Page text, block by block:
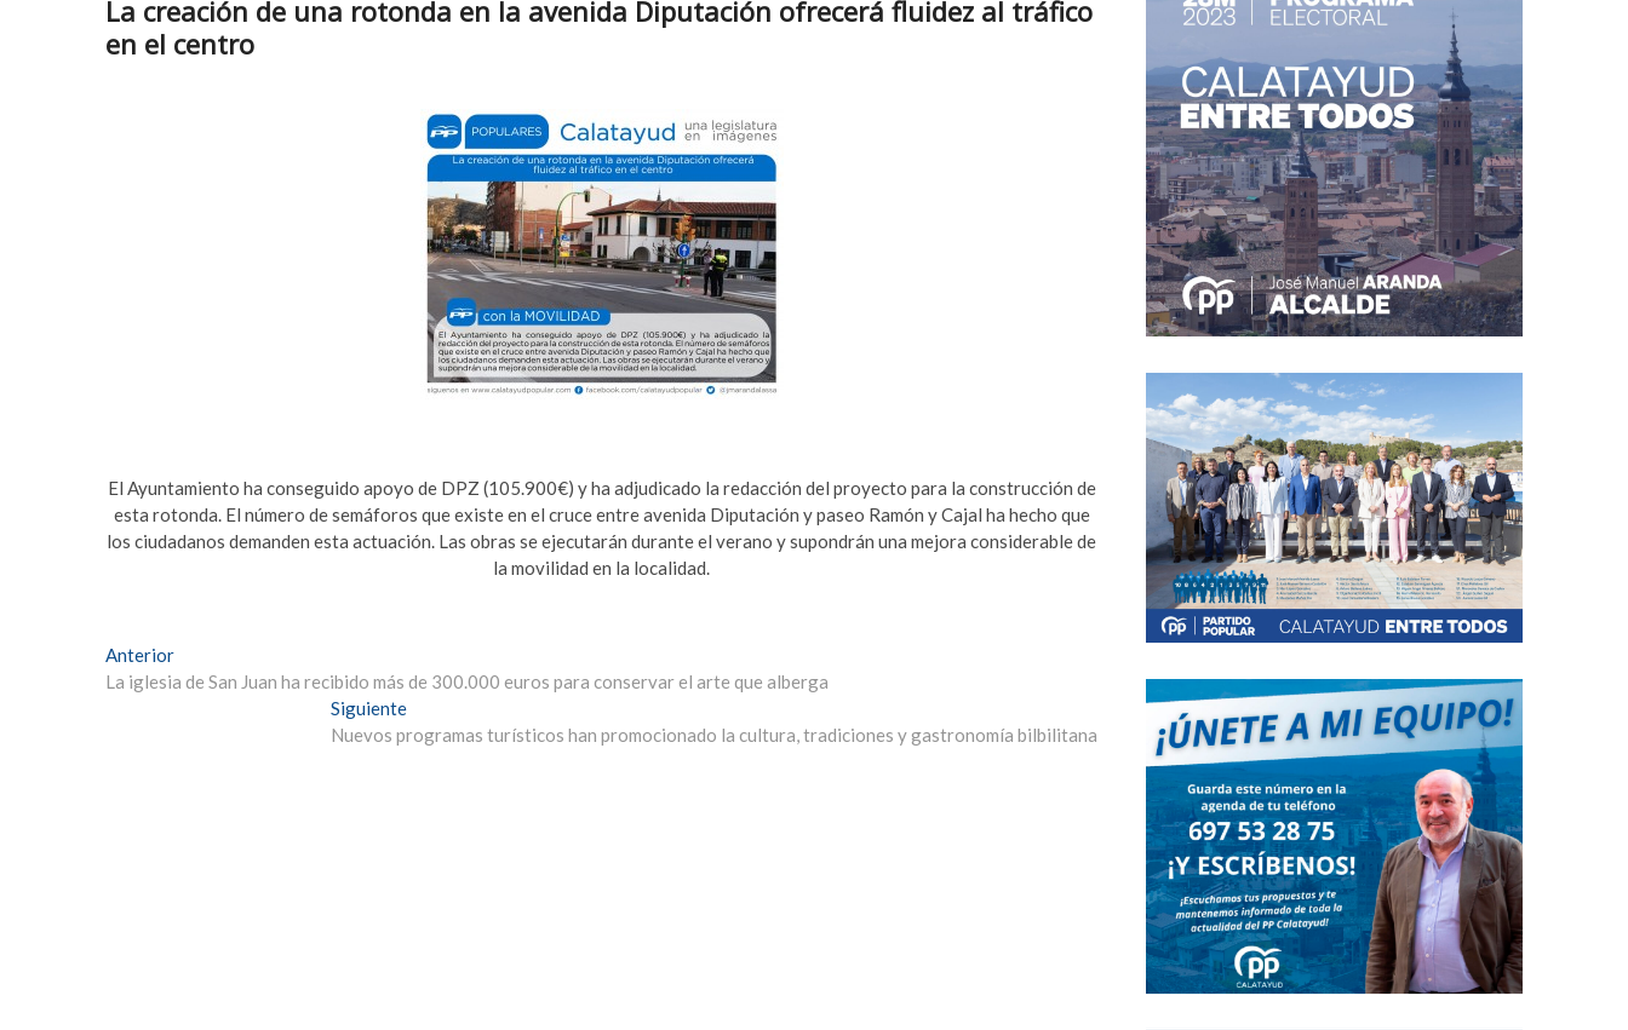
La creación de una rotonda en la avenida Diputación ofrecerá fluidez al tráfico
en el centro
El Ayuntamiento ha conseguido apoyo de DPZ (105.900€) y ha adjudicado la redacción del proyecto para la construcción de
esta rotonda. El número de semáforos que existe en el cruce entre avenida Diputación y paseo Ramón y Cajal ha hecho que
los ciudadanos demanden esta actuación. Las obras se ejecutarán durante el verano y supondrán una mejora considerable de
la movilidad en la localidad.
Navegación
de
AnteriorEntrada
anterior:
La iglesia de San Juan ha recibido más de 300.000 euros para conservar el arte que alberga
SiguienteEntrada
siguiente:
Nuevos programas turísticos han promocionado la cultura, tradiciones y gastronomía bilbilitana